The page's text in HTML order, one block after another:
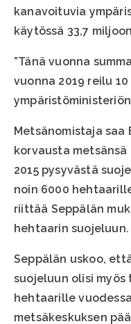
kanavoituvia
käytössä 33,7
”Tänä vuonna
vuonna 2019 reilu
Metsänomistaja saa
korvausta
2015 pysyvästä
noin 6000
riittää Seppälän
hehtaarin suojeluun.
Seppälän uskoo,
suojeluun olisi myös
hehtaarille
metsäkeskuksen